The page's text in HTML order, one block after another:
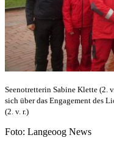
Seenotretterin Sabine Klette (2.
sich über das Engagement des
(2. v. r.)
Foto: Langeoog News